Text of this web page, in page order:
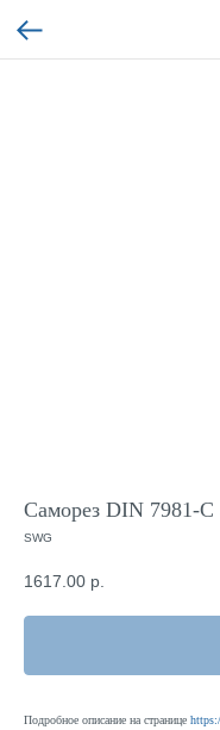
Саморез DIN 7981-
SWG
1617.00 р.
Подробное описание на странице